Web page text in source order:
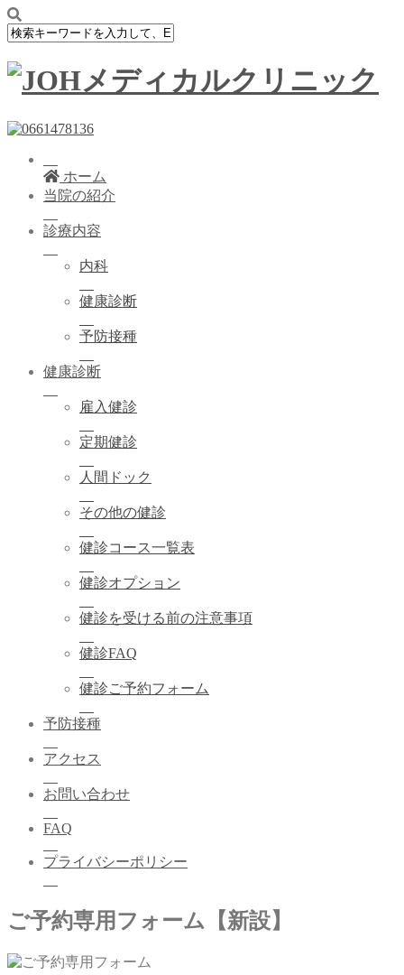
ホーム
当院の紹介
診療内容
内科
健康診断
予防接種
健康診断
雇入健診
定期健診
人間ドック
その他の健診
健診コース一覧表
健診オプション
健診を受ける前の注意事項
健診FAQ
健診ご予約フォーム
予防接種
アクセス
お問い合わせ
FAQ
プライバシーポリシー
ご予約専用フォーム【新設】